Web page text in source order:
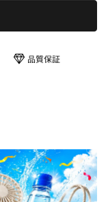
品質保証